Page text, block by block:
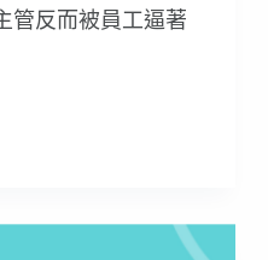
管反而被員工逼著